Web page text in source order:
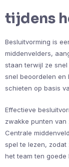
tijdens
Besluitvorming is
middenvelders,
staan terwijl ze
snel beoordelen en
schieten op basis
Effectieve
zwakke punten van
Centrale
spel te lezen,
het team ten goede